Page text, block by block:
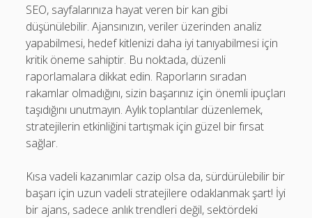
SEO, sayfalarınıza hayat veren bir kan gibi
düşünülebilir. Ajansınızın, veriler üzerinden analiz
yapabilmesi, hedef kitlenizi daha iyi tanıyabilmesi için
kritik öneme sahiptir. Bu noktada, düzenli
raporlamalara dikkat edin. Raporların sıradan
rakamlar olmadığını, sizin başarınız için önemli ipuçları
taşıdığını unutmayın. Aylık toplantılar düzenlemek,
stratejilerin etkinliğini tartışmak için güzel bir fırsat
sağlar.
Kısa vadeli kazanımlar cazip olsa da, sürdürülebilir bir
başarı için uzun vadeli stratejilere odaklanmak şart! İyi
bir ajans, sadece anlık trendleri değil, sektördeki